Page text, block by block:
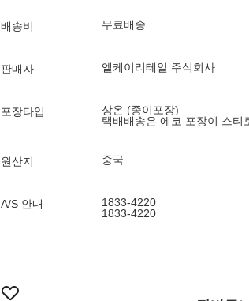
배송비 무료배송
판매자 엘케이리테일 주식회사
포장타입
상온 (종이포장)
택배배송은 에코 포장이 스티
원산지 중국
A/S 안내
1833-4220
1833-4220